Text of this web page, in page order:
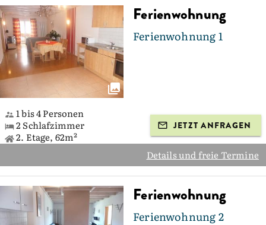
Ferienwohnung
Ferienwohnung 1
1 bis 4 Personen
2 Schlafzimmer
2. Etage, 62m²
JETZT ANFRAGEN
Details und freie Termine
Ferienwohnung
Ferienwohnung 2